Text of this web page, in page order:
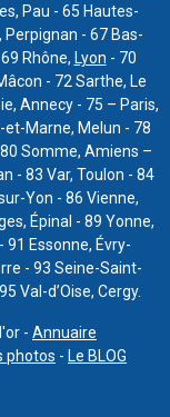
Pau - 65 Hautes-
- 67 Bas-
Rhône, Lyon - 70
- 72 Sarthe, Le
Annecy - 75 – Paris,
et-Marne, Melun - 78
Somme, Amiens –
- 83 Var, Toulon - 84
Yon - 86 Vienne,
Épinal - 89 Yonne,
Essonne, Évry-
- 93 Seine-Saint-
Val-d’Oise, Cergy.
- Annuaire
photos - Le BLOG